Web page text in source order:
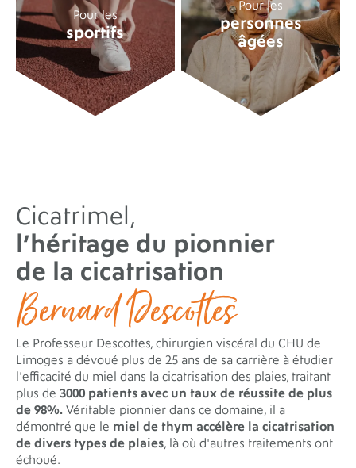
Pour les
sportifs
Pour les
personnes
âgées
Cicatrimel,
l’héritage du pionnier
de la cicatrisation
Bernard Descottes
Le Professeur Descottes, chirurgien viscéral du CHU de
Limoges a dévoué plus de 25 ans de sa carrière à étudier
l'efficacité du miel dans la cicatrisation des plaies, traitant
plus de 3000 patients avec un taux de réussite de plus
de 98%.Véritable pionnier dans ce domaine, il a
démontré que le miel de thym accélère la cicatrisation
de divers types de plaies, là où d'autres traitements ont
échoué.